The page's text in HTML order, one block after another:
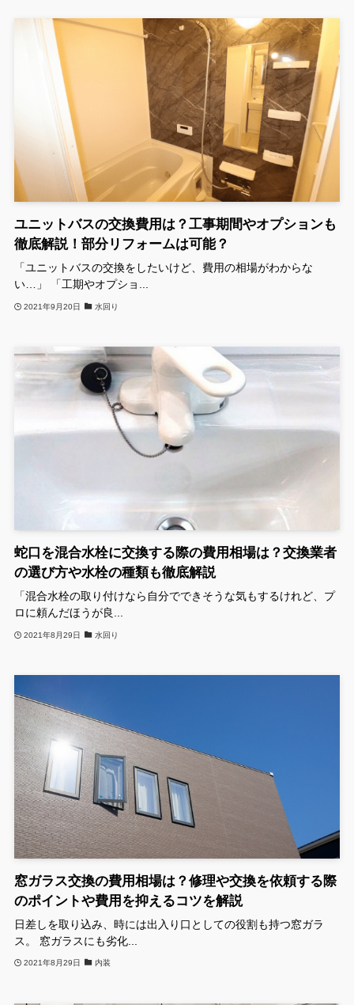
ユニットバスの交換費用は？工事期間やオプションも
徹底解説！部分リフォームは可能？
「ユニットバスの交換をしたいけど、費用の相場がわからな
い…」 「工期やオプショ...
2021年9月20日 水回り
蛇口を混合水栓に交換する際の費用相場は？交換業者
の選び方や水栓の種類も徹底解説
「混合水栓の取り付けなら自分でできそうな気もするけれど、プ
ロに頼んだほうが良...
2021年8月29日 水回り
窓ガラス交換の費用相場は？修理や交換を依頼する際
のポイントや費用を抑えるコツを解説
日差しを取り込み、時には出入り口としての役割も持つ窓ガラ
ス。 窓ガラスにも劣化...
2021年8月29日 内装